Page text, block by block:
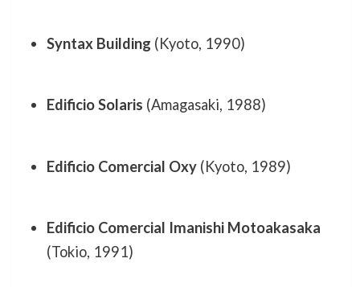
Syntax Building (Kyoto, 1990)
Edificio Solaris (Amagasaki, 1988)
Edificio Comercial Oxy(Kyoto, 1989)
Edificio Comercial Imanishi Motoakasaka
(Tokio, 1991)